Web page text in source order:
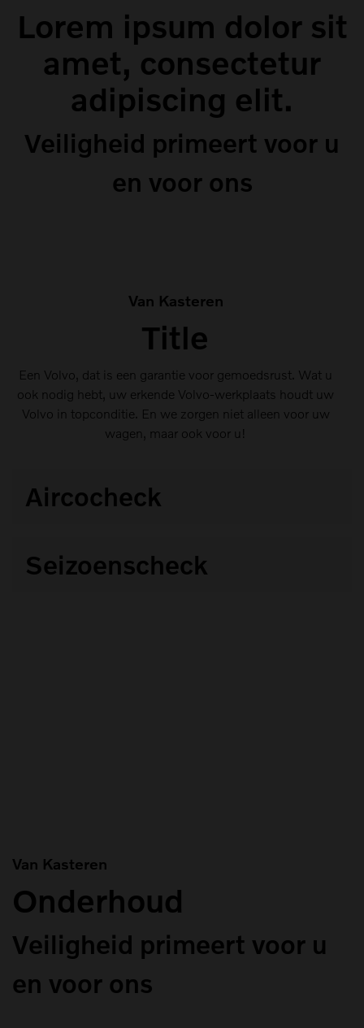
Lorem ipsum dolor sit
amet, consectetur
adipiscing elit.
Veiligheid primeert voor u
en voor ons
Van Kasteren
Title
Een Volvo, dat is een garantie voor gemoedsrust. Wat u
ook nodig hebt, uw erkende Volvo-werkplaats houdt uw
Volvo in topconditie. En we zorgen niet alleen voor uw
wagen, maar ook voor u!
Aircocheck
voor ow comfort
Seizoenscheck
Van Kasteren
Onderhoud
Veiligheid primeert voor u
en voor ons